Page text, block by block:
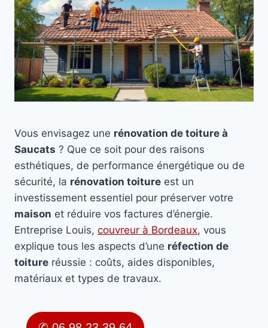
Vous envisagez une rénovation de toiture à
Saucats ? Que ce soit pour des raisons
esthétiques, de performance énergétique ou de
sécurité, la rénovation toiture est un
investissement essentiel pour préserver votre
maison et réduire vos factures d’énergie.
Entreprise Louis, couvreur à Bordeaux, vous
explique tous les aspects d’une réfection de
toiture réussie : coûts, aides disponibles,
matériaux et types de travaux.